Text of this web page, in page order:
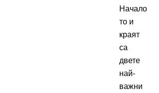
Начало
то и
краят
са
двете
най-
важни